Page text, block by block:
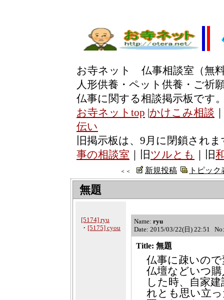
お寺ネット 仏事相談室（無
人形供養・ペット供養・ご祈
仏事に関する相談掲示板です
お寺ネットtop |かけこみ相談
伝い
旧掲示板は、9月に閉鎖され
事の相談室 ｜旧 ツルとも ｜旧
＜＜ 新規投稿 トピック
無題
[5174] ryu
・ [5175] cyou
Name: ryu
Date: 2015/03/22(日) 22:51
Title: 無題
仏事に疎いの
仏壇などいつ
した時、自家
れとも思い立